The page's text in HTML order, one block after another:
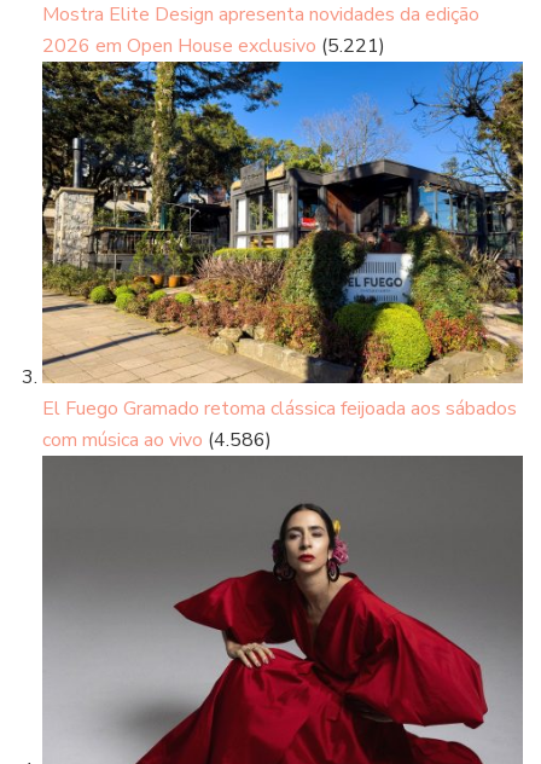
Mostra Elite Design apresenta novidades da edição
2026 em Open House exclusivo (5.221)
El Fuego Gramado retoma clássica feijoada aos sábados
com música ao vivo (4.586)